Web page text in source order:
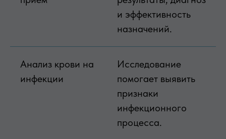
и эффективность
назначений.
Анализ крови на
инфекции
Исследование
помогает выявить
признаки
инфекционного
процесса.